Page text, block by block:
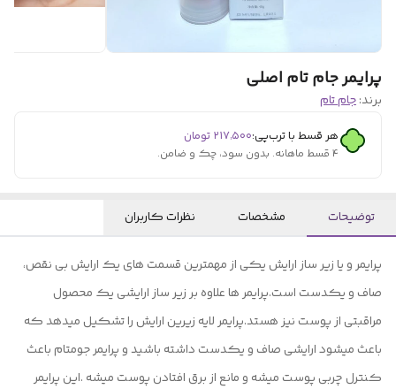
پرایمر جام تام اصلی
برند:جام تام
هر قسط با ترب‌پی:۲۱۷٬۵۰۰ تومان
۴ قسط ماهانه. بدون سود، چک و ضامن.
توضیحات مشخصات نظرات کاربران
پرایمر و یا زیر ساز ارایش یکی از مهمترین قسمت های یک ارایش بی نقص،
صاف و یکدست است.پرایمر ها علاوه بر زیر ساز ارایشی یک محصول
مراقبتی از پوست نیز هستد.پرایمر لایه زیرین ارایش را تشکیل میدهد که
باعث میشود ارایشی صاف و یکدست داشته باشید و پرایمر جومتام باعث
کنترل چربی پوست میشه و مانع از برق افتادن پوست میشه .این پرایمر